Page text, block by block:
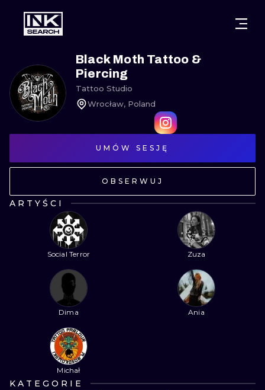
MIASTA GDAŃSK
WARSZAWA
KRAKÓW KATOWICE
WROCŁAW ŁÓDŹ
AMSTERDAM EDYNBURG
PRAGA
RYCINOWE
Black Moth Tattoo &
Piercing
Tattoo Studio
Wrocław, Poland
UMÓW SESJĘ
OBSERWUJ
ARTYŚCI
Social Terror Zuza
Dima Ania
Michał
KATEGORIE